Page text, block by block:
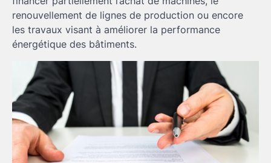
renouvellement de lignes de production ou encore
les travaux visant à améliorer la performance
énergétique des bâtiments.